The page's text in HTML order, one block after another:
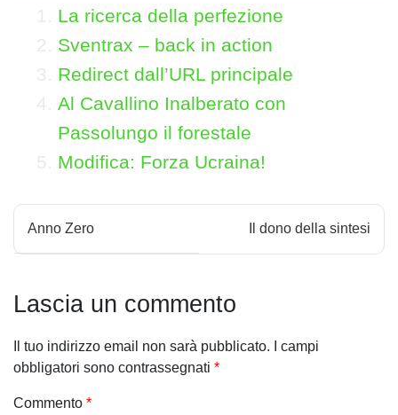
La ricerca della perfezione
Sventrax – back in action
Redirect dall’URL principale
Al Cavallino Inalberato con
Passolungo il forestale
Modifica: Forza Ucraina!
N
a
v
i
g
a
Anno Zero Il dono della sintesi
Lascia un commento
Il tuo indirizzo email non sarà pubblicato.
I campi
obbligatori sono contrassegnati *
Commento *